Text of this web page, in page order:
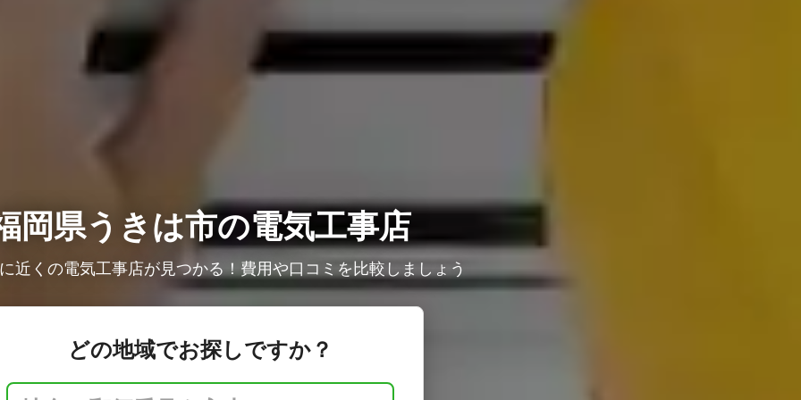
岡県うきは市の電気工事店
近くの電気工事店が見つかる！費用や口コミを比較しましょう
どの地域でお探しですか？